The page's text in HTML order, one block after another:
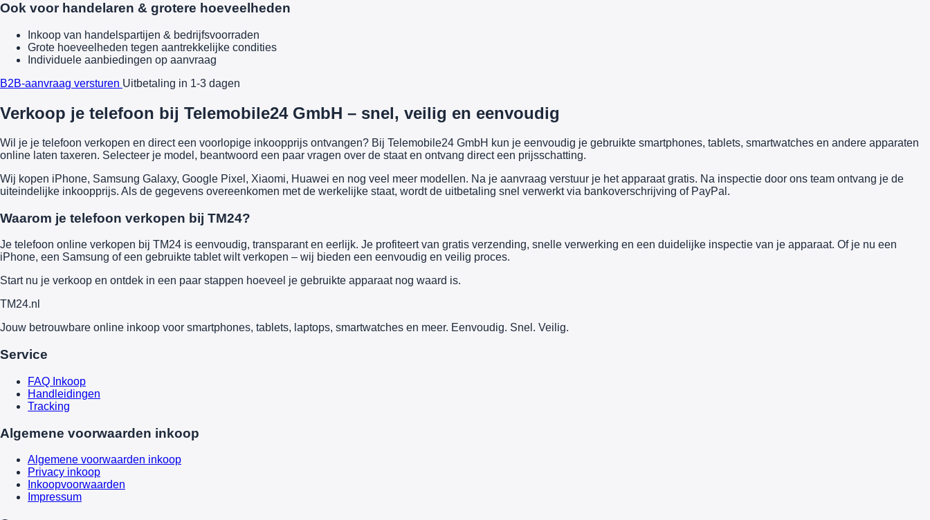
Ook voor handelaren & grotere hoeveelheden
Inkoop van handelspartijen & bedrijfsvoorraden
Grote hoeveelheden tegen aantrekkelijke condities
Individuele aanbiedingen op aanvraag
B2B-aanvraag versturen Uitbetaling in 1-3 dagen
Verkoop je telefoon bij Telemobile24 GmbH – snel, veilig en eenvoudig
Wil je je telefoon verkopen en direct een voorlopige inkoopprijs ontvangen? Bij Telemobile24 GmbH kun je eenvoudig je gebruikte smartphones, tablets, smartwatches en andere apparaten
online laten taxeren. Selecteer je model, beantwoord een paar vragen over de staat en ontvang direct een prijsschatting.
Wij kopen iPhone, Samsung Galaxy, Google Pixel, Xiaomi, Huawei en nog veel meer modellen. Na je aanvraag verstuur je het apparaat gratis. Na inspectie door ons team ontvang je de
uiteindelijke inkoopprijs. Als de gegevens overeenkomen met de werkelijke staat, wordt de uitbetaling snel verwerkt via bankoverschrijving of PayPal.
Waarom je telefoon verkopen bij TM24?
Je telefoon online verkopen bij TM24 is eenvoudig, transparant en eerlijk. Je profiteert van gratis verzending, snelle verwerking en een duidelijke inspectie van je apparaat. Of je nu een
iPhone, een Samsung of een gebruikte tablet wilt verkopen – wij bieden een eenvoudig en veilig proces.
Start nu je verkoop en ontdek in een paar stappen hoeveel je gebruikte apparaat nog waard is.
TM24.nl
Jouw betrouwbare online inkoop voor smartphones, tablets, laptops, smartwatches en meer. Eenvoudig. Snel. Veilig.
Service
FAQ Inkoop
Handleidingen
Tracking
Algemene voorwaarden inkoop
Algemene voorwaarden inkoop
Privacy inkoop
Inkoopvoorwaarden
Impressum